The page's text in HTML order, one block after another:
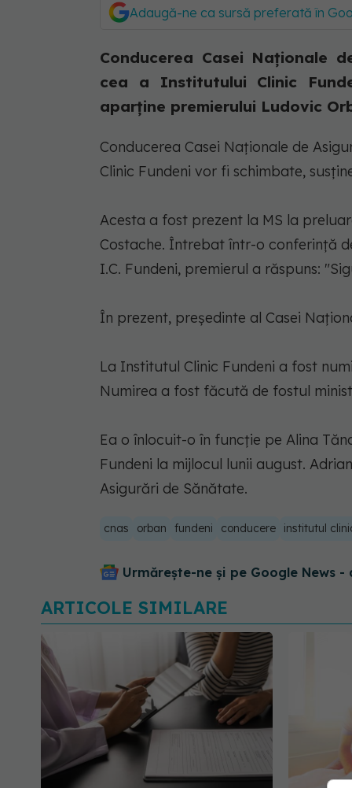
Adaugă-ne ca sursă preferată în
Conducerea Casei Naţionale
cea a Institutului Clinic
aparține premierului Ludovic
Conducerea Casei Naţionale de
Clinic Fundeni vor fi schimbate,
Acesta a fost prezent la MS la
Costache. Întrebat într-o conferinţă
I.C. Fundeni, premierul a răspuns:
În prezent, preşedinte al Casei
La Institutul Clinic Fundeni a fost
Numirea a fost făcută de fostul
Ea o înlocuit-o în funcţie pe Alina
Fundeni la mijlocul lunii august.
Asigurări de Sănătate.
cnas orban fundeni conducere institutul
Urmărește-ne și pe Google News -
ARTICOLE SIMILARE